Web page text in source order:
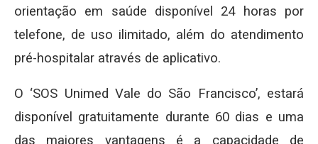
orientação em saúde disponível 24 horas por
telefone, de uso ilimitado, além do atendimento
pré-hospitalar através de aplicativo.
O ‘SOS Unimed Vale do São Francisco’, estará
disponível gratuitamente durante 60 dias e uma
das maiores vantagens é a capacidade de